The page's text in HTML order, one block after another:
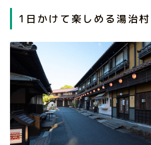
1日かけて楽しめる湯治村